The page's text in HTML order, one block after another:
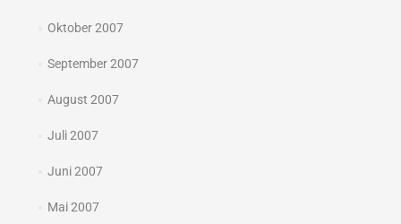
Oktober 2007
September 2007
August 2007
Juli 2007
Juni 2007
Mai 2007